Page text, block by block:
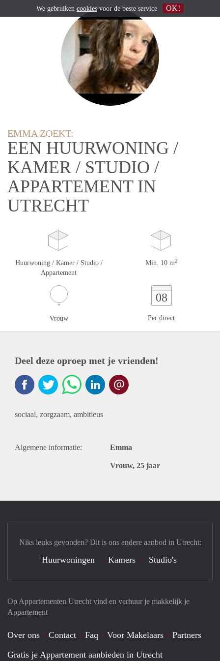
EMMA ZOEKT:
EEN HUURWONING /
KAMER / STUDIO /
APPARTEMENT IN
UTRECHT
Huurwoning / Kamer / Studio /
Appartement
Min. 10 m2
Vrouw
08
Per direct
Deel deze oproep met je vrienden!
sociaal, zorgzaam, ambitieus
Algemene informatie: Emma
Vrouw, 25 jaar
Op Appartementen Utrecht vind en verhuur je makkelijk je
Appartement
Over ons Contact Faq Voor Makelaars
Partners
Gratis je Appartement aanbieden in Utrecht
Niks leuks gevonden? Dit is ons andere aanbod in Utrecht:
Huurwoningen Kamers Studio's
We gebruiken cookiesvoor de beste service OK!